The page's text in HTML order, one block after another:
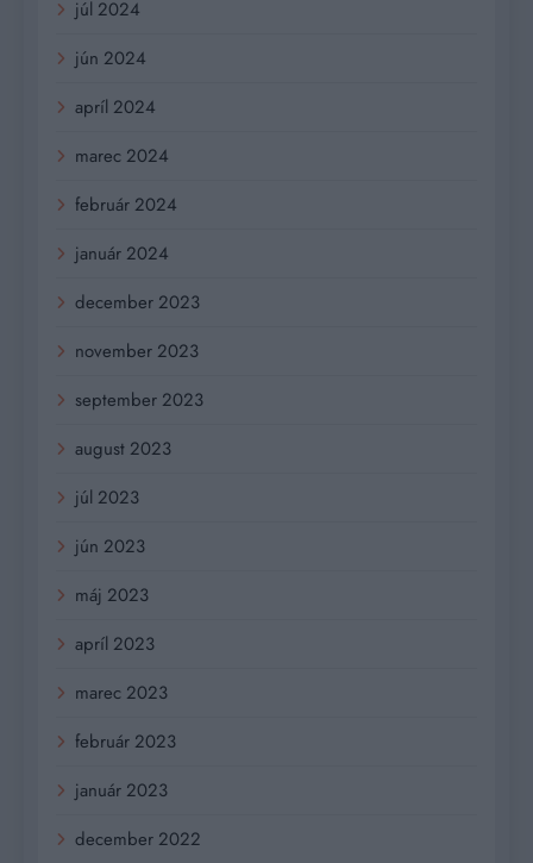
júl 2024
jún 2024
apríl 2024
marec 2024
február 2024
január 2024
december 2023
november 2023
september 2023
august 2023
júl 2023
jún 2023
máj 2023
apríl 2023
marec 2023
február 2023
január 2023
december 2022